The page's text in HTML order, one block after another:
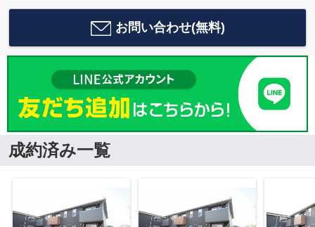
お問い合わせ(無料)
成約済み一覧